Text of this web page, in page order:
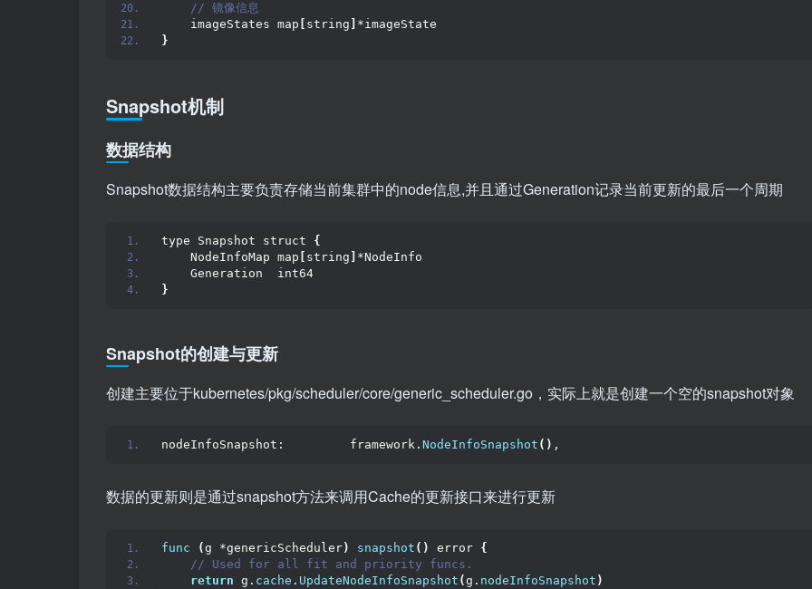
// 镜像信息
    imageStates map
string
*imageState
}
Snapshot机制
数据结构
Snapshot数据结构主要负责存储当前集群中的node信息,并且通过Generation记录当前更新的最后一个周期
type Snapshot struct {
    NodeInfoMap map
string
*NodeInfo
    Generation  int64
}
Snapshot的创建与更新
创建主要位于kubernetes/pkg/scheduler/core/generic_scheduler.go，实际上就是创建一个空的snapshot对象
nodeInfoSnapshot:         framework. NodeInfoSnapshot () ,
数据的更新则是通过snapshot方法来调用Cache的更新接口来进行更新
func (g *genericScheduler) snapshot () error {
// Used for all fit and priority funcs.
return g. cache . UpdateNodeInfoSnapshot (g. nodeInfoSnapshot )